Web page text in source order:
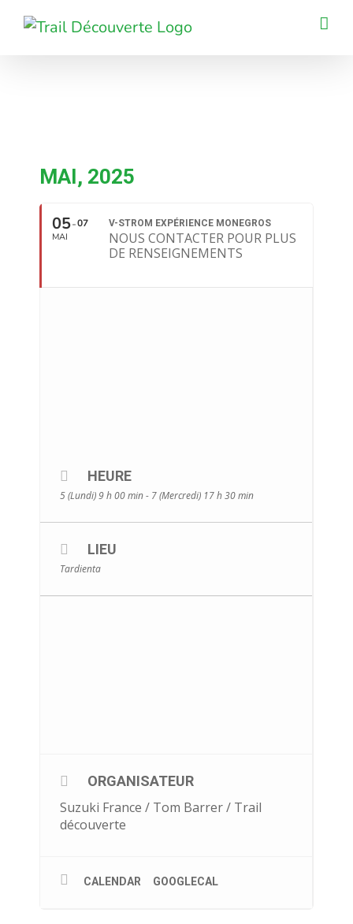
Passer
MAI, 2025
05
MAI
07 V-STROM EXPÉRIENCE MONEGROS
NOUS CONTACTER POUR PLUS
DE RENSEIGNEMENTS
HEURE
5 (Lundi) 9 h 00 min - 7 (Mercredi) 17 h 30 min
LIEU
Tardienta
ORGANISATEUR
Suzuki France / Tom Barrer / Trail
découverte
CALENDAR GOOGLECAL